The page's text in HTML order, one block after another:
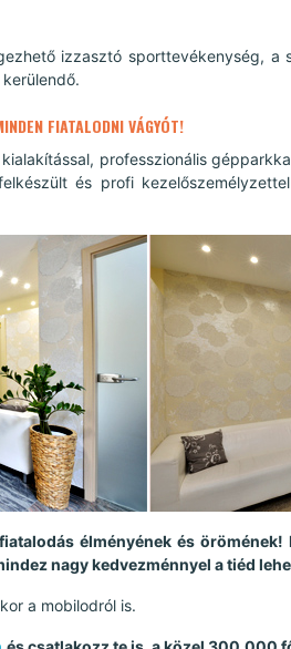
izzasztó sporttevékenység, a
FIATALODNI VÁGYÓT!
professzionális
és profi
élményének és
nagy kedvezménnyel a tiéd
a mobilodról is.